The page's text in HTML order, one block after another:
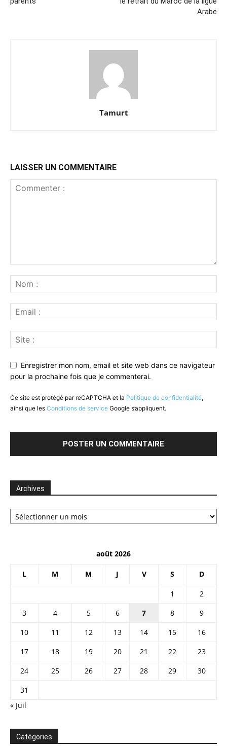
Arabe
Tamurt
LAISSER UN COMMENTAIRE
Enregistrer mon nom, email et site web dans ce navigateur
pour la prochaine fois que je commenterai.
Ce site est protégé par reCAPTCHA et la Politique de confidentialité,
ainsi que les Conditions de service Google s’appliquent.
Archives
Archives
août 2026
L M M J V S D
1
2
3
4 5 6 7 8
9
10
11 12 13 14 15
16
17
18 19 20 21 22
23
24
25 26 27 28 29
30
31
« Juil
Catégories